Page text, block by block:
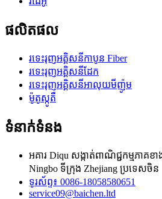
ផលិតផល
រទេះរុញអគ្គិសនីកាបូន Fiber
រទេះរុញអគ្គិសនីដែក
រទេះរុញអគ្គិសនីអាលុយមីញ៉ូម
ម៉ូតូស្កូតឺ
ទំនាក់ទំនង
អគារ Diqu សង្កាត់ពាណិជ្ជកម្មភាគខ
Ningbo ទីក្រុង Zhejiang ប្រទេសចិន
ទូរស័ព្ទ៖ 0086-18058580651
service09@baichen.ltd